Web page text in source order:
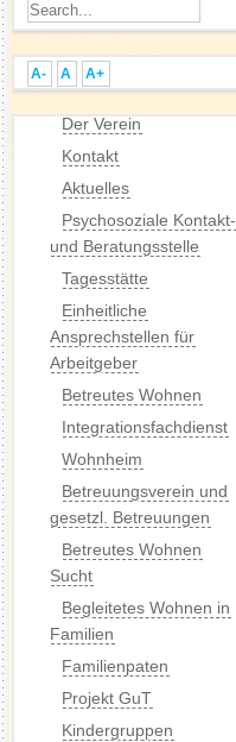
A- A A+
Der Verein
Kontakt
Aktuelles
Psychosoziale Kontakt-
und Beratungsstelle
Tagesstätte
Einheitliche
Ansprechstellen für
Arbeitgeber
Betreutes Wohnen
Integrationsfachdienst
Wohnheim
Betreuungsverein und
gesetzl. Betreuungen
Betreutes Wohnen
Sucht
Begleitetes Wohnen in
Familien
Familienpaten
Projekt GuT
Kindergruppen